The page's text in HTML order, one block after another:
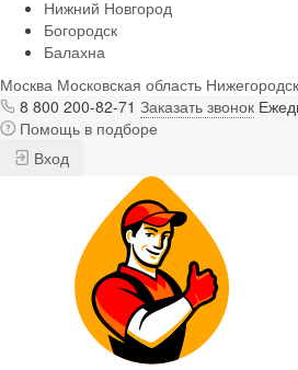
Нижний Новгород
Богородск
Балахна
Москва Московская область
8 800 200-82-71 Заказать звонок
Помощь в подборе
Вход